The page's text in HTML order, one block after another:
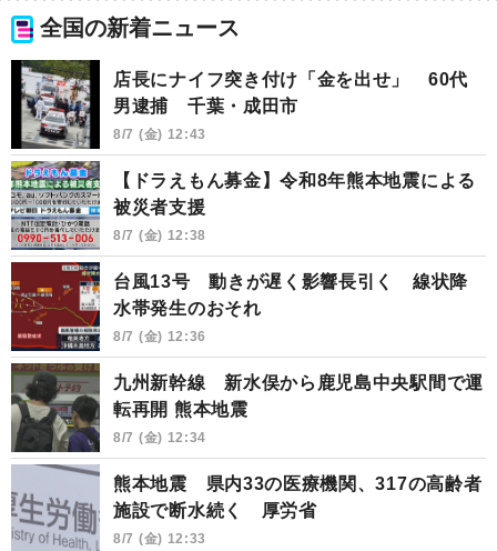
全国の新着ニュース
店長にナイフ突き付け「金を出せ」 60代
男逮捕 千葉・成田市
8/7 (金) 12:43
【ドラえもん募金】令和8年熊本地震による
被災者支援
8/7 (金) 12:38
台風13号 動きが遅く影響長引く 線状降
水帯発生のおそれ
8/7 (金) 12:36
九州新幹線 新水俣から鹿児島中央駅間で運
転再開 熊本地震
8/7 (金) 12:34
熊本地震 県内33の医療機関、317の高齢者
施設で断水続く 厚労省
8/7 (金) 12:33